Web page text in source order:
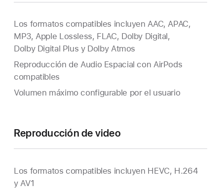
Los formatos compatibles incluyen AAC, APAC,
MP3, Apple Lossless, FLAC, Dolby Digital,
Dolby Digital Plus y Dolby Atmos
Reproducción de Audio Espacial con AirPods
compatibles
Volumen máximo configurable por el usuario
Reproducción de video
Los formatos compatibles incluyen HEVC, H.264
y AV1